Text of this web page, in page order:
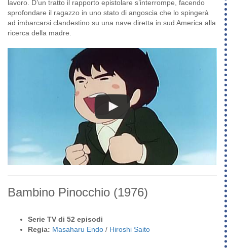
lavoro. D’un tratto il rapporto epistolare s’interrompe, facendo
sprofondare il ragazzo in uno stato di angoscia che lo spingerà
ad imbarcarsi clandestino su una nave diretta in sud America alla
ricerca della madre.
Bambino Pinocchio (1976)
Serie TV di 52 episodi
Regia: Masaharu Endo / Hiroshi Saito